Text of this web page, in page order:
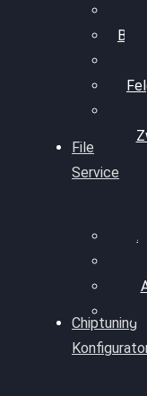
File
Service
Chiptuning
Konfigurator